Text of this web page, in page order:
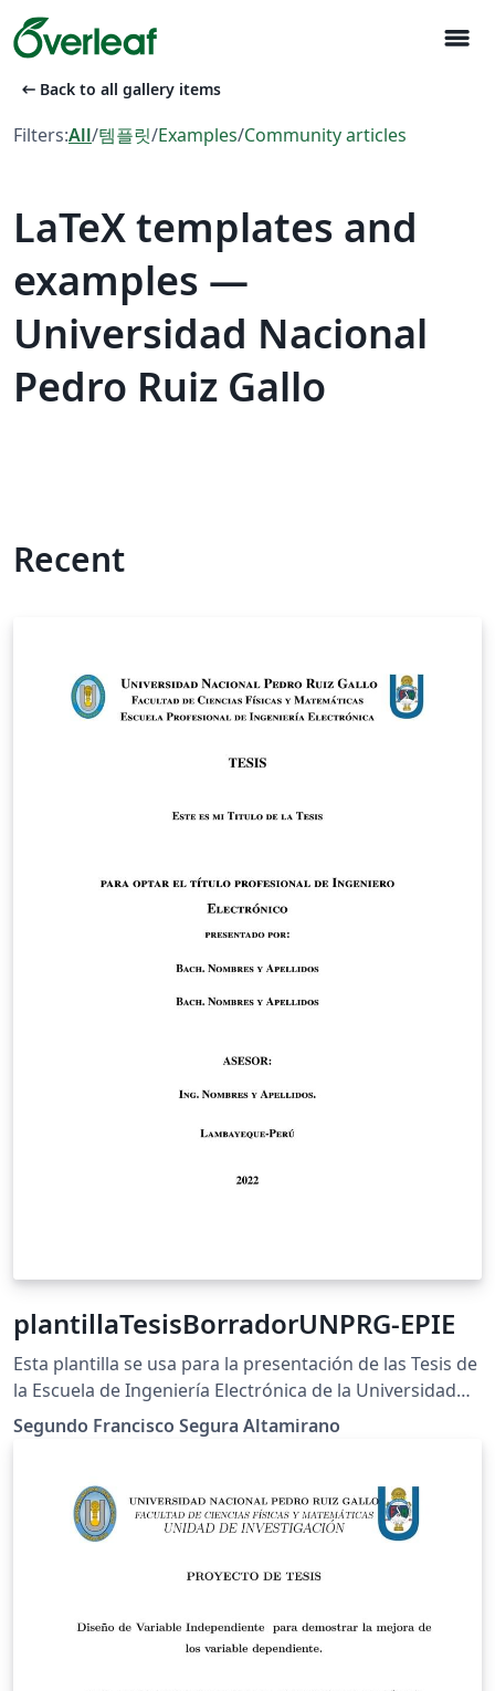
menu
arrow_left_alt Back to all gallery items
Filters:All/템플릿/Examples/Community articles
LaTeX templates and
examples —
Universidad Nacional
Pedro Ruiz Gallo
Recent
plantillaTesisBorradorUNPRG-EPIE
Esta plantilla se usa para la presentación de las Tesis de
la Escuela de Ingeniería Electrónica de la Universidad
Nacional Pedro Ruiz Gallo
Segundo Francisco Segura Altamirano